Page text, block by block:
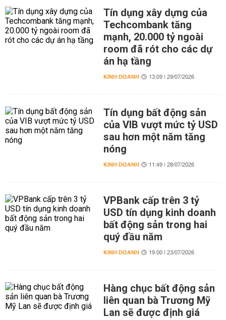
Tín dụng xây dựng của
Techcombank tăng
mạnh, 20.000 tỷ ngoài
room đã rót cho các dự
án hạ tầng
KINH DOANH 13:09 | 29/07/2026
Tín dụng bất động sản
của VIB vượt mức tỷ USD
sau hơn một năm tăng
nóng
KINH DOANH 11:49 | 28/07/2026
VPBank cấp trên 3 tỷ
USD tín dụng kinh doanh
bất động sản trong hai
quý đầu năm
KINH DOANH 19:00 | 23/07/2026
Hàng chục bất động sản
liên quan bà Trương Mỹ
Lan sẽ được định giá